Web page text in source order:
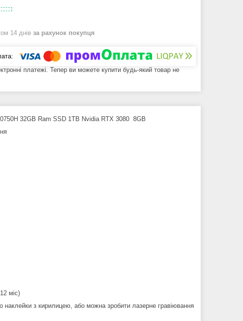
14 днів за рахунок покупця
платежі. Тепер ви можете купити будь-який товар не
32GB Ram SSD 1TB Nvidia RTX 3080 8GB
міс)
наклейки з кирилицею, або можна зробити лазерне гравіювання